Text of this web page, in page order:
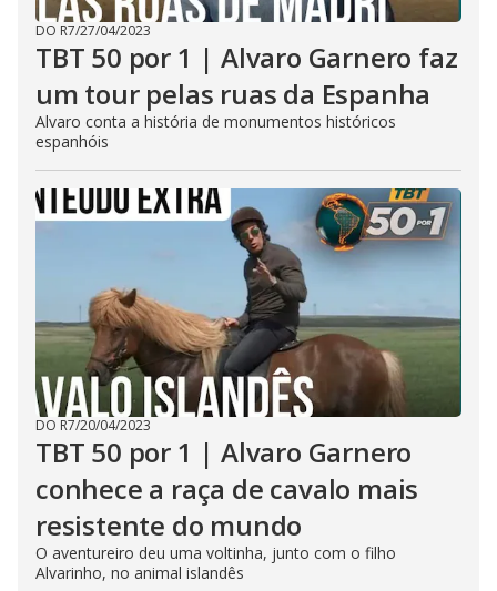
DO R7/27/04/2023
TBT 50 por 1 | Alvaro Garnero faz
um tour pelas ruas da Espanha
Alvaro conta a história de monumentos históricos
espanhóis
DO R7/20/04/2023
TBT 50 por 1 | Alvaro Garnero
conhece a raça de cavalo mais
resistente do mundo
O aventureiro deu uma voltinha, junto com o filho
Alvarinho, no animal islandês